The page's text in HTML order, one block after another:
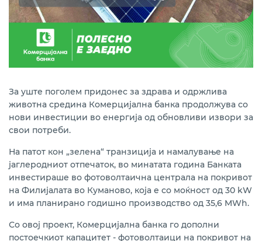
За уште поголем придонес за здрава и одржлива
животна средина Комерцијална банка продолжува со
нови инвестиции во енергија од обновливи извори за
свои потреби.
На патот кон „зелена“ транзиција и намалување на
јаглеродниот отпечаток, во минатата година Банката
инвестираше во фотоволтаична централа на покривот
на Филијалата во Куманово, која е со моќност од 30 kW
и има планирано годишно производство од 35,6 MWh.
Со овој проект, Комерцијална банка го дополни
постоечкиот капацитет - фотоволтаици на покривот на